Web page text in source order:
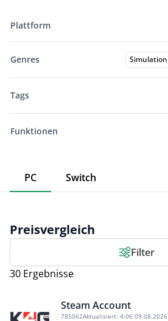
Plattform
Genres Simulation
Tags
Funktionen
PC Switch
Preisvergleich
Filter
30 Ergebnisse
Steam Account
785062Aktualisiert: 4:06 09.08.2026